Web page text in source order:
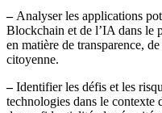
– Analyser les applications
Blockchain et de l’IA dans le
en matière de transparence,
citoyenne.
–Identifier les défis et les
technologies dans le contexte